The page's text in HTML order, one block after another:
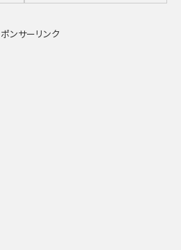
ンサーリンク